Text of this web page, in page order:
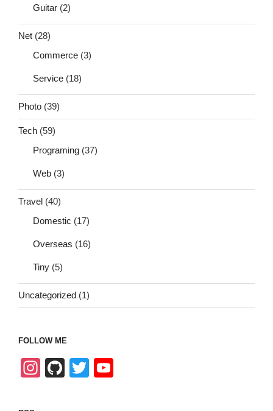
Guitar (2)
Net (28)
Commerce (3)
Service (18)
Photo (39)
Tech (59)
Programing (37)
Web (3)
Travel (40)
Domestic (17)
Overseas (16)
Tiny (5)
Uncategorized (1)
FOLLOW ME
In
Gi T